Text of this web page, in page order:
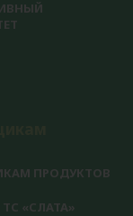
ПРОДУКТОВ
«СЛАТА»